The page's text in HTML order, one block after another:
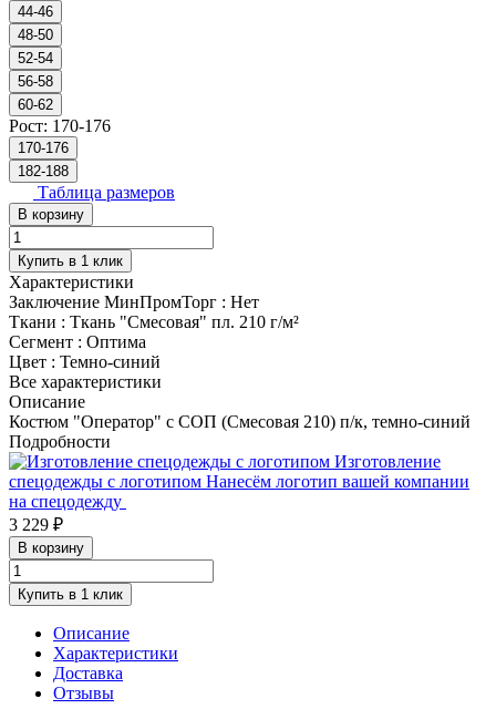
44-46
48-50
52-54
56-58
60-62
Рост: 170-176
170-176
182-188
Таблица размеров
В корзину
Купить в 1 клик
Характеристики
Заключение МинПромТорг : Нет
Ткани : Ткань "Смесовая" пл. 210 г/м²
Сегмент : Оптима
Цвет : Темно-синий
Все характеристики
Описание
Костюм "Оператор" с СОП (Смесовая 210) п/к, темно-синий
Подробности
Изготовление
спецодежды с логотипом Нанесём логотип вашей компании
на спецодежду
3 229 ₽
В корзину
Купить в 1 клик
Описание
Характеристики
Доставка
Отзывы